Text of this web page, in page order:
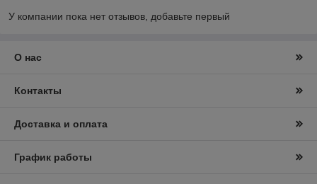
У компании пока нет отзывов, добавьте первый
О нас
Контакты
Доставка и оплата
График работы